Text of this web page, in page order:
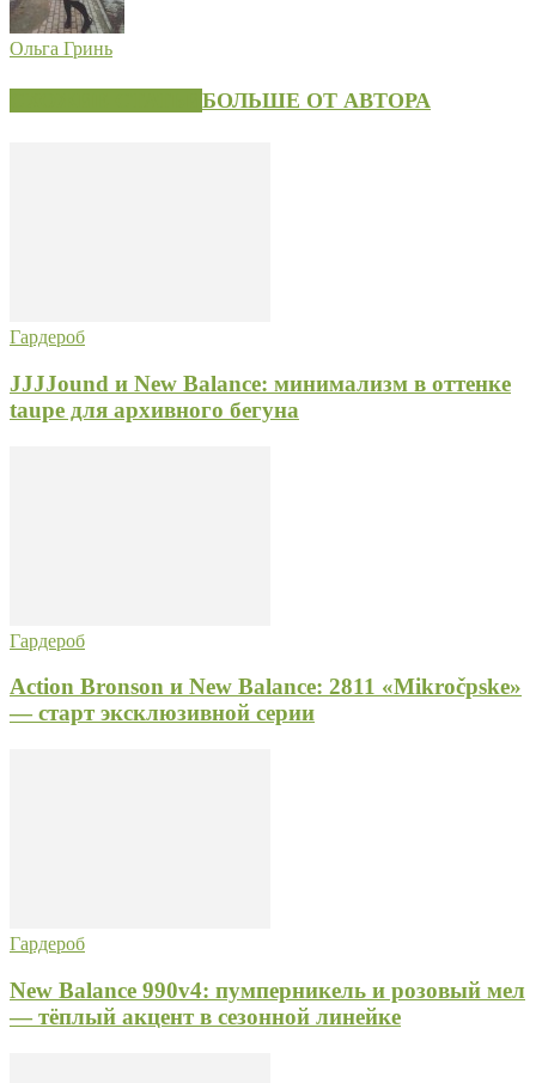
Ольга Гринь
БОЛЬШЕ ОТ АВТОРА
Гардероб
JJJJound и New Balance: минимализм в оттенке
taupe для архивного бегуна
Гардероб
Action Bronson и New Balance: 2811 «Mikročpske»
— старт эксклюзивной серии
Гардероб
New Balance 990v4: пумперникель и розовый мел
— тёплый акцент в сезонной линейке